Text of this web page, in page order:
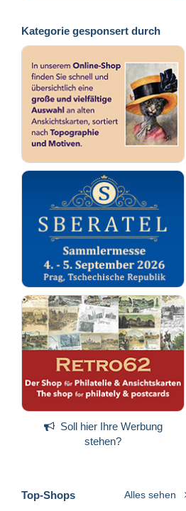
Kategorie gesponsert durch
Soll hier Ihre Werbung
stehen?
Top-Shops Alles sehen